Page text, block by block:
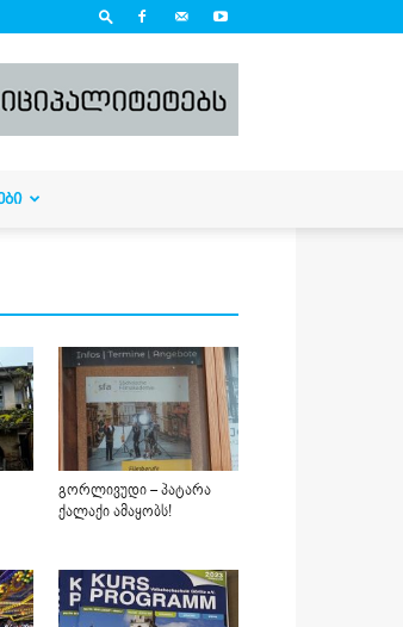
გორლივუდი – პატარა
ქალაქი ამაყობს!